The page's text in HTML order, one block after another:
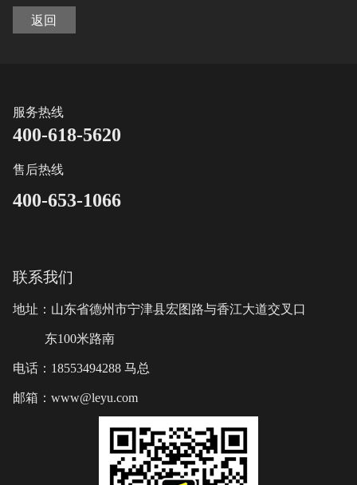
返回
服务热线
400-618-5620
售后热线
400-653-1066
联系我们
地址：山东省德州市宁津县宏图路与香江大道交叉口
东100米路南
电话：18553494288 马总
邮箱：www@leyu.com